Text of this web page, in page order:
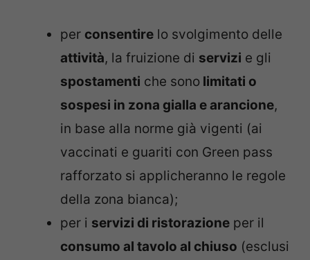
per consentire lo svolgimento delle
attività, la fruizione di servizi e gli
spostamenti che sono limitati o
sospesi in zona gialla e arancione,
in base alla norme già vigenti (ai
vaccinati e guariti con Green pass
rafforzato si applicheranno le regole
della zona bianca);
per i servizi di ristorazione per il
consumo al tavolo al chiuso (esclusi